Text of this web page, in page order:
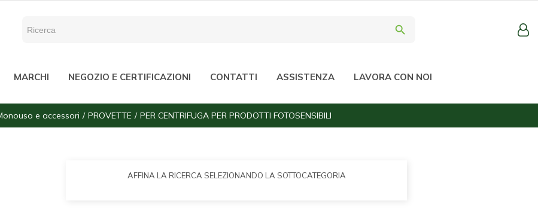
search
MARCHI NEGOZIO E CERTIFICAZIONI CONTATTI ASSISTENZA LAVORA CON NOI
e accessori PROVETTE PER CENTRIFUGA PER PRODOTTI FOTOSENSIBILI
AFFINA LA RICERCA SELEZIONANDO LA SOTTOCATEGORIA